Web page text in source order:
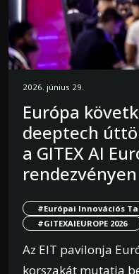
2026. június 29.
Európa
deeptech
a GITEX AI
rendezvényen
#Európai Innovációs
#GITEXAIEUROPE 2026
Az EIT pavilonja
korszakát mutatja